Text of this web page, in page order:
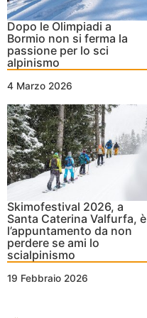
Dopo le Olimpiadi a
Bormio non si ferma la
passione per lo sci
alpinismo
4 Marzo 2026
Skimofestival 2026, a
Santa Caterina Valfurfa, è
l’appuntamento da non
perdere se ami lo
scialpinismo
19 Febbraio 2026